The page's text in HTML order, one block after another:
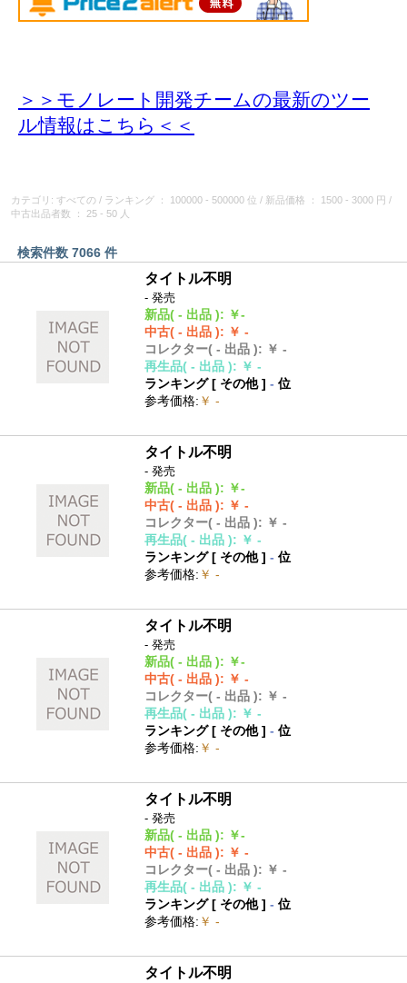
＞＞モノレート開発チームの最新のツー
ル情報はこちら＜＜
カテゴリ: すべての / ランキング ： 100000 - 500000 位 / 新品価格 ： 1500 - 3000 円
/
中古出品者数
： 25 - 50 人
検索件数 7066 件
タイトル不明
- 発売
新品( - 出品 ): ￥-
中古( - 出品 ): ￥ -
コレクター( - 出品 ): ￥ -
再生品( - 出品 ): ￥ -
ランキング [ その他]- 位
参考価格: ￥ -
タイトル不明
- 発売
新品( - 出品 ): ￥-
中古( - 出品 ): ￥ -
コレクター( - 出品 ): ￥ -
再生品( - 出品 ): ￥ -
ランキング [ その他]- 位
参考価格: ￥ -
タイトル不明
- 発売
新品( - 出品 ): ￥-
中古( - 出品 ): ￥ -
コレクター( - 出品 ): ￥ -
再生品( - 出品 ): ￥ -
ランキング [ その他]- 位
参考価格: ￥ -
タイトル不明
- 発売
新品( - 出品 ): ￥-
中古( - 出品 ): ￥ -
コレクター( - 出品 ): ￥ -
再生品( - 出品 ): ￥ -
ランキング [ その他]- 位
参考価格: ￥ -
タイトル不明